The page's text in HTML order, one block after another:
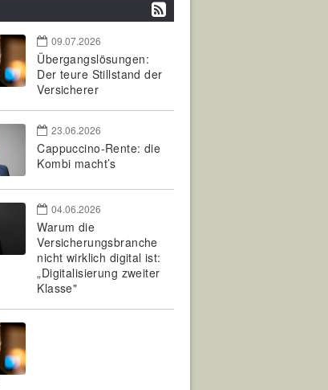
09.07.2026
Übergangslösungen:
Der teure Stillstand der
Versicherer
23.06.2026
Cappuccino-Rente: die
Kombi macht’s
04.06.2026
Warum die
Versicherungsbranche
nicht wirklich digital ist:
„Digitalisierung zweiter
Klasse"